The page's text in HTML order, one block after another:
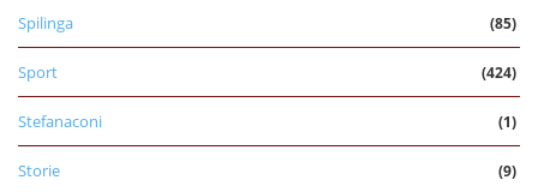
Spilinga (85)
Sport (424)
Stefanaconi (1)
Storie (9)